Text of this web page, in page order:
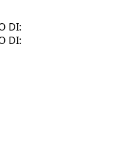
DI:
DI: